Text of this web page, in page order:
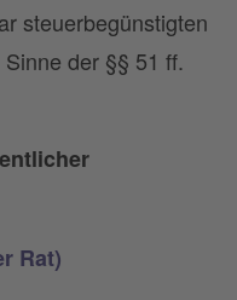
steuerbegünstigten
der §§ 51 ff.
Rat)